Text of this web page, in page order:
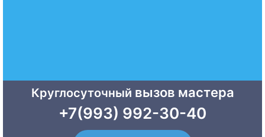
Круглосуточный вызов мастера
+7(993) 992-30-40